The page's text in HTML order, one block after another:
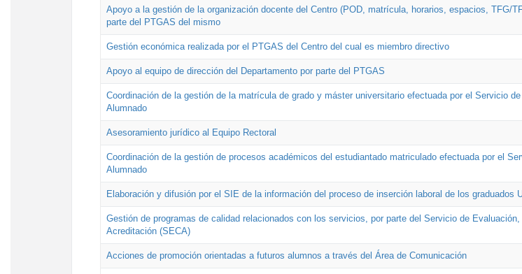
Apoyo a la gestión de la organización docente del Centro (POD, matrícula, horarios, espacios, TFG/
parte del PTGAS del mismo
Gestión económica realizada por el PTGAS del Centro del cual es miembro directivo
Apoyo al equipo de dirección del Departamento por parte del PTGAS
Coordinación de la gestión de la matrícula de grado y máster universitario efectuada por el Servicio de
Alumnado
Asesoramiento jurídico al Equipo Rectoral
Coordinación de la gestión de procesos académicos del estudiantado matriculado efectuada por el
Alumnado
Elaboración y difusión por el SIE de la información del proceso de inserción laboral de los graduados
Gestión de programas de calidad relacionados con los servicios, por parte del Servicio de
Acreditación (SECA)
Acciones de promoción orientadas a futuros alumnos a través del Área de Comunicación